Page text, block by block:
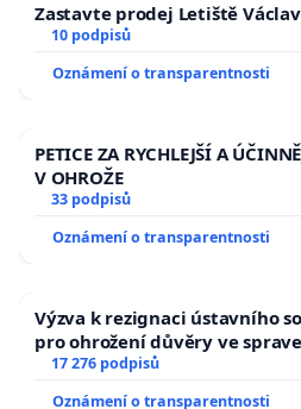
Zastavte prodej Letiště
10 podpisů
Oznámení o transparentnosti
PETICE ZA RYCHLEJŠÍ A
V OHROŽE
33 podpisů
Oznámení o transparentnosti
Výzva k rezignaci ústavního
pro ohrožení důvěry ve
17 276 podpisů
Oznámení o transparentnosti